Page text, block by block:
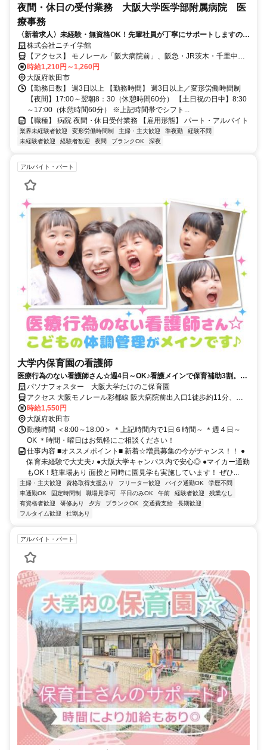
夜間・休日の受付業務 大阪大学医学部附属病院 医
療事務
〈新着求人〉未経験・無資格OK！先輩社員が丁寧にサポートしますので
安心して勤務可能です！一勤務あたり、約23,000円（17時00分～翌朝８
時30分,無資格、月110H以上勤務の場合）幅広い年齢層の方が活躍中で
す。時給が上がりました！始めるなら今がチャンスです！
株式会社ニチイ学館
【アクセス】 モノレール「阪大病院前」、阪急・JR茨木・千里中央
よりバス「阪大医学部病院前」 ■住 所 大阪府 吹田市 山田丘2番15号
■アクセス モノレール「阪大病院前」、阪急・JR茨木・千里中央より
バス「阪大医学部病院前」
時給1,210円～1,260円
大阪府吹田市
【勤務日数】 週3日以上 【勤務時間】 週3日以上／変形労働時間制
【夜間】17:00～翌朝8：30（休憩時間60分） 【土日祝の日中】8:30
～17:00（休憩時間60分） ※上記時間帯でシフト...
【職種】 病院 夜間・休日受付業務 【雇用形態】 パート・アルバイト
業界未経験者歓迎 変形労働時間制 主婦・主夫歓迎 準夜勤
経験不問
未経験者歓迎
経験者歓迎 夜間 ブランクOK 深夜
アルバイト・パート
大学内保育園の看護師
医療行為のない看護師さん☆週4日～OK♪看護メインで保育補助3割。保
育士資格不要
パソナフォスター 大阪大学たけのこ保育園
アクセス 大阪モノレール彩都線 阪大病院前出入口1徒歩約11分、阪
急千里線 北千里徒歩約25分、大阪モノレール 山田（大阪府）徒歩約
26分 ＊大阪モノレール彩都線「阪大病院前」駅より徒歩10分＊阪急
バス・近鉄バス「阪大本部前」停下車後、徒歩5分＊車通勤・バイク
通勤・自転車通勤OK！（駐車場・駐輪場の自己負担なし！ガソリン
代も支給します）
時給1,550円
大阪府吹田市
勤務時間 ＜8:00～18:00＞ ＊上記時間内で1日６時間～ ＊週４日～
OK ＊時間・曜日はお気軽にご相談ください！
仕事内容 ■オススメポイント■ 新着☆増員募集の今がチャンス！！ ●
保育未経験で大丈夫♪ ●大阪大学キャンパス内で安心◎ ●マイカー通勤
もOK！駐車場あり 面接と同時に園見学も実施しています！ ぜひ...
主婦・主夫歓迎 資格取得支援あり フリーター歓迎 バイク通勤OK
学歴不問
車通勤OK
固定時間制 職場見学可 平日のみOK 午前 経験者歓迎
残業なし
有資格者歓迎
研修あり 夕方 ブランクOK 交通費支給
長期歓迎
フルタイム歓迎
社割あり
アルバイト・パート